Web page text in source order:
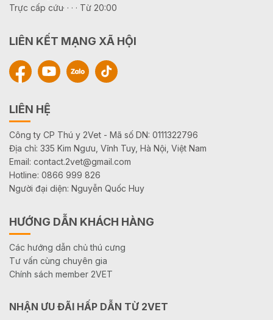
Trực cấp cứu· · · · Từ 20:00
LIÊN KẾT MẠNG XÃ HỘI
LIÊN HỆ
Công ty CP Thú y 2Vet - Mã số DN: 0111322796
Địa chỉ: 335 Kim Ngưu, Vĩnh Tuy, Hà Nội, Việt Nam
Email: contact.2vet@gmail.com
Hotline: 0866 999 826
Người đại diện: Nguyễn Quốc Huy
HƯỚNG DẪN KHÁCH HÀNG
Các hướng dẫn chủ thú cưng
Tư vấn cùng chuyên gia
Chính sách member 2VET
NHẬN ƯU ĐÃI HẤP DẪN TỪ 2VET